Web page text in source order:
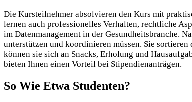
Die Kursteilnehmer absolvieren den Kurs mit
lernen auch professionelles Verhalten, rechtliche
im Datenmanagement in der Gesundheitsbranche.
unterstützen und koordinieren müssen. Sie
können sie sich an Snacks, Erholung und
bieten Ihnen einen Vorteil bei Stipendienanträgen.
So Wie Etwa Studenten?